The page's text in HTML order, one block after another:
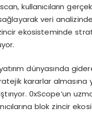
kullanıcıların
veri
zincir ekosisteminde
dünyasında
kararlar almasına
0xScope’un
blok zincir